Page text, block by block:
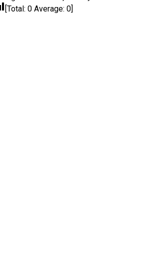
[Total: 0 Average: 0